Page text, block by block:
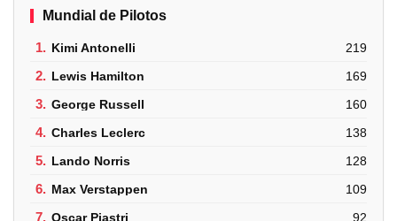
Mundial de Pilotos
1. Kimi Antonelli 219
2. Lewis Hamilton 169
3. George Russell 160
4. Charles Leclerc 138
5. Lando Norris 128
6. Max Verstappen 109
7. Oscar Piastri 92